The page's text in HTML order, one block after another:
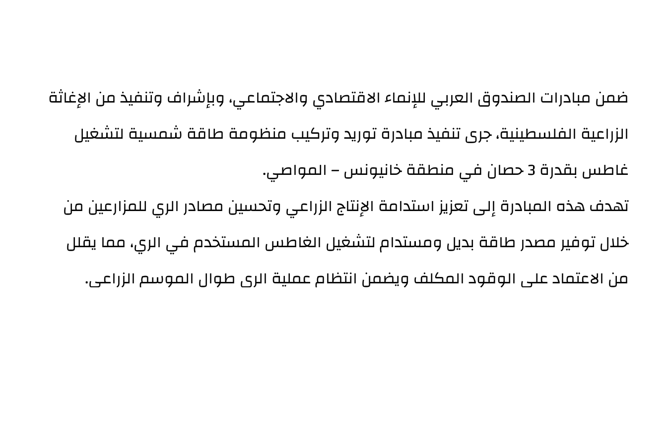
ضمن مبادرات الصندوق العربي للإنماء الاقتصادي والاجتماعي، وبإشراف وتنفيذ من الإغاثة
الزراعية الفلسطينية، جرى تنفيذ مبادرة توريد وتركيب منظومة طاقة شمسية لتشغيل
غاطس بقدرة 3 حصان في منطقة خانيونس – المواصي.
تهدف هذه المبادرة إلى تعزيز استدامة الإنتاج الزراعي وتحسين مصادر الري للمزارعين من
خلال توفير مصدر طاقة بديل ومستدام لتشغيل الغاطس المستخدم في الري، مما يقلل
من الاعتماد على الوقود المكلف ويضمن انتظام عملية الري طوال الموسم الزراعي.